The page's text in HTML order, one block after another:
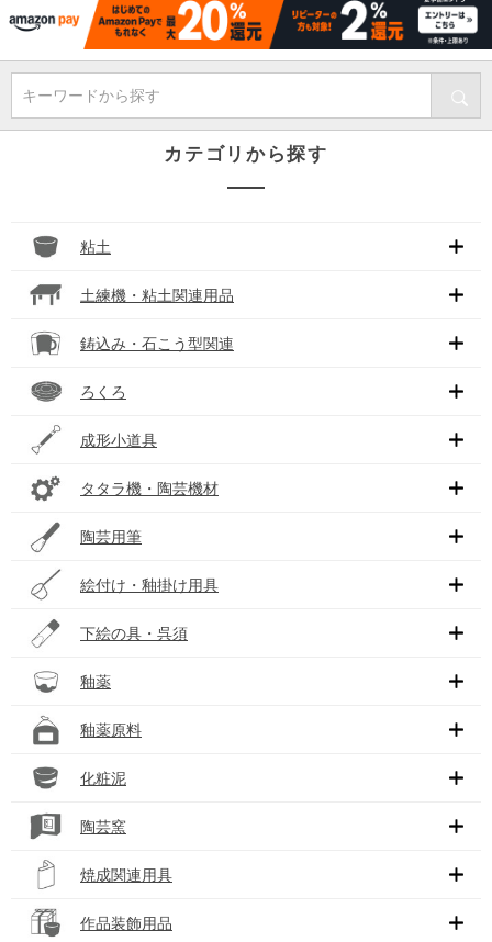
キーワードから探す
カテゴリから探す
粘土
土練機・粘土関連用品
鋳込み・石こう型関連
ろくろ
成形小道具
タタラ機・陶芸機材
陶芸用筆
絵付け・釉掛け用具
下絵の具・呉須
釉薬
釉薬原料
化粧泥
陶芸窯
焼成関連用具
作品装飾用品